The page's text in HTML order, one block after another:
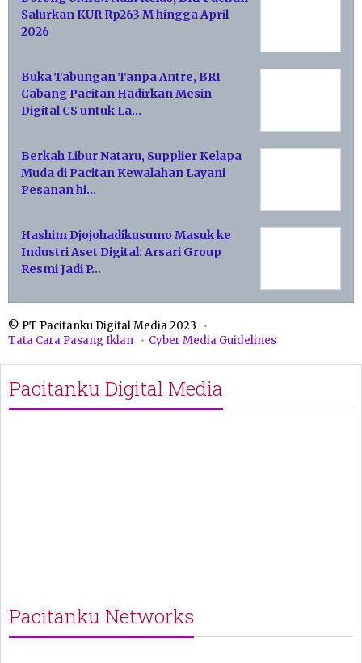
Salurkan KUR Rp263 M hingga April
2026
Buka Tabungan Tanpa Antre, BRI
Cabang Pacitan Hadirkan Mesin
Digital CS untuk La…
Berkah Libur Nataru, Supplier Kelapa
Muda di Pacitan Kewalahan Layani
Pesanan hi…
Hashim Djojohadikusumo Masuk ke
Industri Aset Digital: Arsari Group
Resmi Jadi P…
© PT Pacitanku Digital Media 2023
Tata Cara Pasang Iklan
Cyber Media Guidelines
Pacitanku Digital Media
Pacitanku Networks